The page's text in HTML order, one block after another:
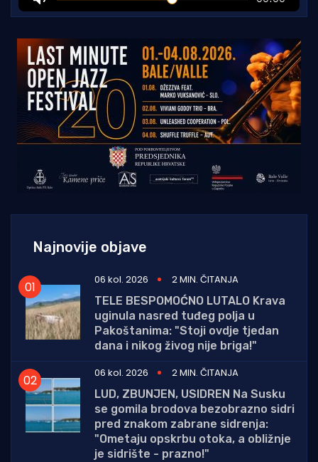
Najnovije objave
06 kol. 2026
2 MIN. ČITANJA
TELE BESPOMOĆNO LUTALO Krava
uginula nasred tuđeg polja u
Pakoštanima: "Stoji ovdje tjedan
dana i nikog živog nije briga!"
06 kol. 2026
2 MIN. ČITANJA
LUD, ZBUNJEN, USIDREN Na Susku
se gomila brodova bezobrazno sidri
pred znakom zabrane sidrenja:
"Ometaju opskrbu otoka, a obližnje
je sidrište - prazno!"